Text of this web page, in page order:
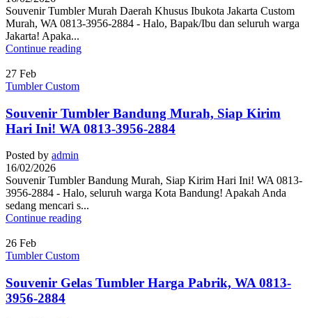
Souvenir Tumbler Murah Daerah Khusus Ibukota Jakarta Custom
Murah, WA 0813-3956-2884 - Halo, Bapak/Ibu dan seluruh warga
Jakarta! Apaka...
Continue reading
27 Feb
Tumbler Custom
Souvenir Tumbler Bandung Murah, Siap Kirim
Hari Ini! WA 0813-3956-2884
Posted by admin
16/02/2026
Souvenir Tumbler Bandung Murah, Siap Kirim Hari Ini! WA 0813-
3956-2884 - Halo, seluruh warga Kota Bandung! Apakah Anda
sedang mencari s...
Continue reading
26 Feb
Tumbler Custom
Souvenir Gelas Tumbler Harga Pabrik, WA 0813-
3956-2884